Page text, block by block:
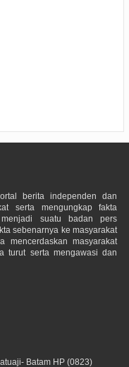
berita independen dan
serta mengungkap fakta
suatu badan pers
sebenarnya ke masyarakat
mencerdaskan masyarakat
turut serta mengawasi dan
Batam HP (0823)